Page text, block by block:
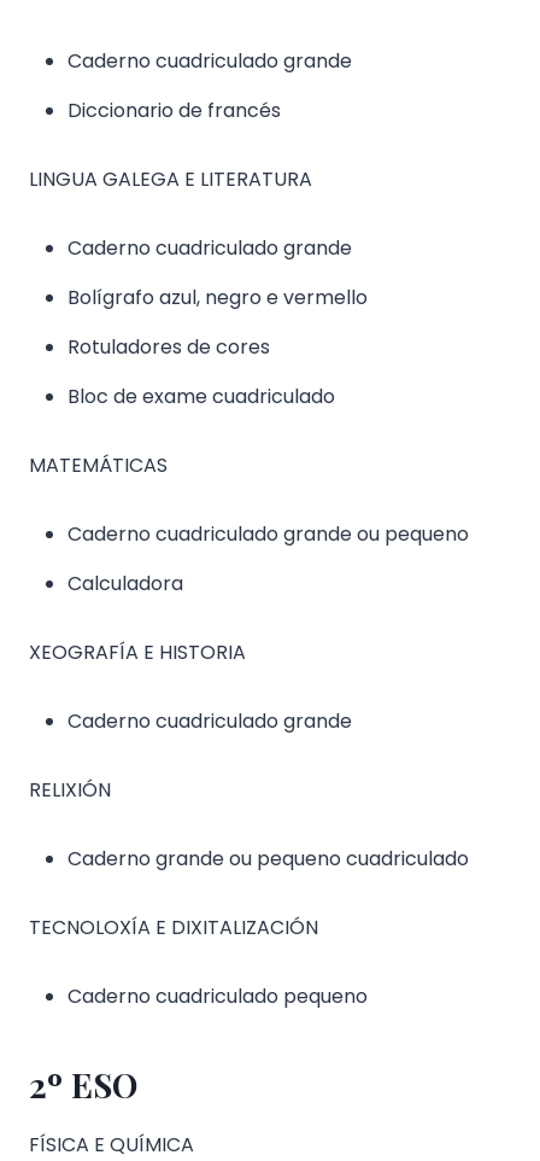
Caderno cuadriculado grande
Diccionario de francés
LINGUA GALEGA E LITERATURA
Caderno cuadriculado grande
Bolígrafo azul, negro e vermello
Rotuladores de cores
Bloc de exame cuadriculado
MATEMÁTICAS
Caderno cuadriculado grande ou pequeno
Calculadora
XEOGRAFÍA E HISTORIA
Caderno cuadriculado grande
RELIXIÓN
Caderno grande ou pequeno cuadriculado
TECNOLOXÍA E DIXITALIZACIÓN
Caderno cuadriculado pequeno
2º ESO
FÍSICA E QUÍMICA